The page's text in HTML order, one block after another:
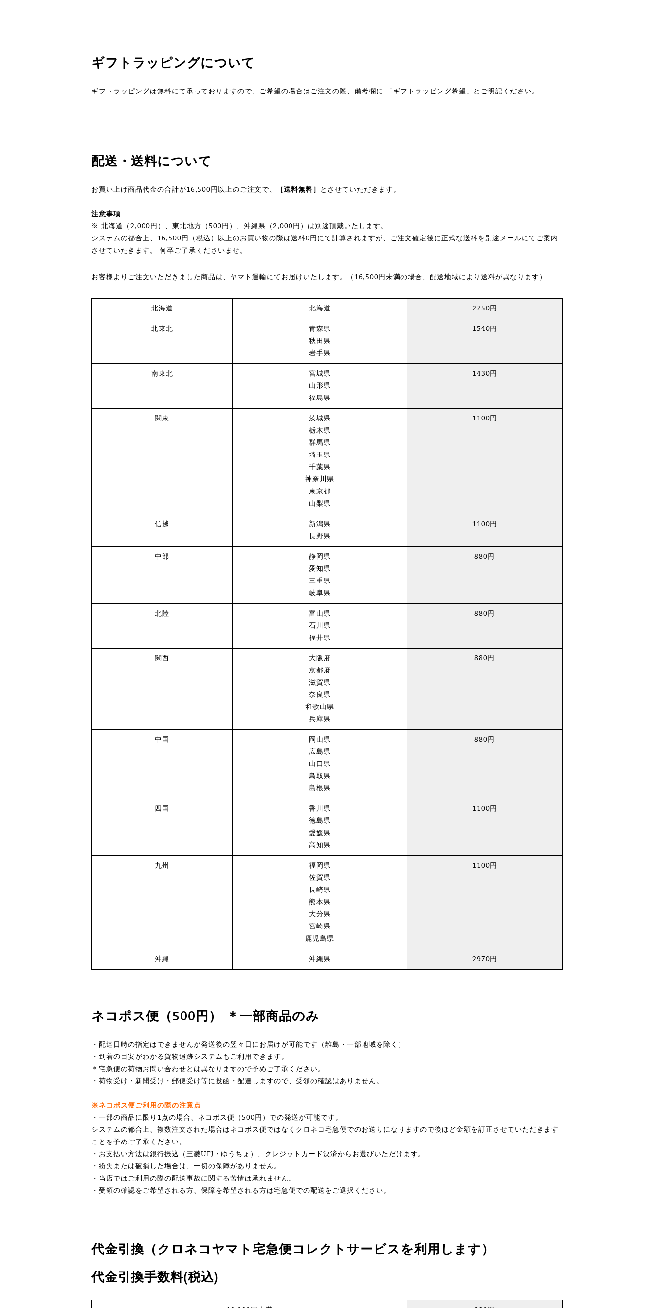
ギフトラッピングについて
ギフトラッピングは無料にて承っておりますので、ご希望の場合はご注文の際、備考欄に 「ギフトラッピング希望」とご明記ください。
配送・送料について
お買い上げ商品代金の合計が16,500円以上のご注文で、 ［送料無料］ とさせていただきます。
注意事項
※ 北海道（2,000円）、東北地方（500円）、沖縄県（2,000円）は別途頂戴いたします。
システムの都合上、16,500円（税込）以上のお買い物の際は送料0円にて計算されますが、ご注文確定後に正式な送料を別途メールにてご案内
させていたきます。 何卒ご了承くださいませ。
お客様よりご注文いただきました商品は、ヤマト運輸にてお届けいたします。（16,500円未満の場合、配送地域により送料が異なります）
北海道 北海道 2750円
北東北
青森県
秋田県
岩手県
1540円
南東北
宮城県
山形県
福島県
1430円
関東
茨城県
栃木県
群馬県
埼玉県
千葉県
神奈川県
東京都
山梨県
1100円
信越
新潟県
長野県
1100円
中部
静岡県
愛知県
三重県
岐阜県
880円
北陸
富山県
石川県
福井県
880円
関西
大阪府
京都府
滋賀県
奈良県
和歌山県
兵庫県
880円
中国
岡山県
広島県
山口県
鳥取県
島根県
880円
四国
香川県
徳島県
愛媛県
高知県
1100円
九州
福岡県
佐賀県
長崎県
熊本県
大分県
宮崎県
鹿児島県
1100円
沖縄 沖縄県 2970円
ネコポス便（500円） ＊一部商品のみ
・配達日時の指定はできませんが発送後の翌々日にお届けが可能です（離島・一部地域を除く）
・到着の目安がわかる貨物追跡システムもご利用できます。
＊宅急便の荷物お問い合わせとは異なりますので予めご了承ください。
・荷物受け・新聞受け・郵便受け等に投函・配達しますので、受領の確認はありません。
※ネコポス便ご利用の際の注意点
・一部の商品に限り1点の場合、ネコポス便（500円）での発送が可能です。
システムの都合上、複数注文された場合はネコポス便ではなくクロネコ宅急便でのお送りになりますので後ほど金額を訂正させていただきます
ことを予めご了承ください。
・お支払い方法は銀行振込（三菱UFJ・ゆうちょ）、クレジットカード決済からお選びいただけます。
・紛失または破損した場合は、一切の保障がありません。
・当店ではご利用の際の配送事故に関する苦情は承れません。
・受領の確認をご希望される方、保障を希望される方は宅急便での配送をご選択ください。
代金引換（クロネコヤマト宅急便コレクトサービスを利用します）
代金引換手数料(税込)